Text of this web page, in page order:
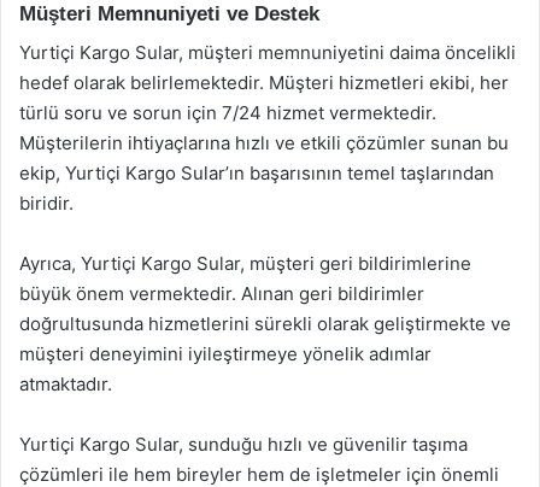
Müşteri Memnuniyeti ve Destek
Yurtiçi Kargo Sular, müşteri memnuniyetini daima öncelikli
hedef olarak belirlemektedir. Müşteri hizmetleri ekibi, her
türlü soru ve sorun için 7/24 hizmet vermektedir.
Müşterilerin ihtiyaçlarına hızlı ve etkili çözümler sunan bu
ekip, Yurtiçi Kargo Sular’ın başarısının temel taşlarından
biridir.
Ayrıca, Yurtiçi Kargo Sular, müşteri geri bildirimlerine
büyük önem vermektedir. Alınan geri bildirimler
doğrultusunda hizmetlerini sürekli olarak geliştirmekte ve
müşteri deneyimini iyileştirmeye yönelik adımlar
atmaktadır.
Yurtiçi Kargo Sular, sunduğu hızlı ve güvenilir taşıma
çözümleri ile hem bireyler hem de işletmeler için önemli